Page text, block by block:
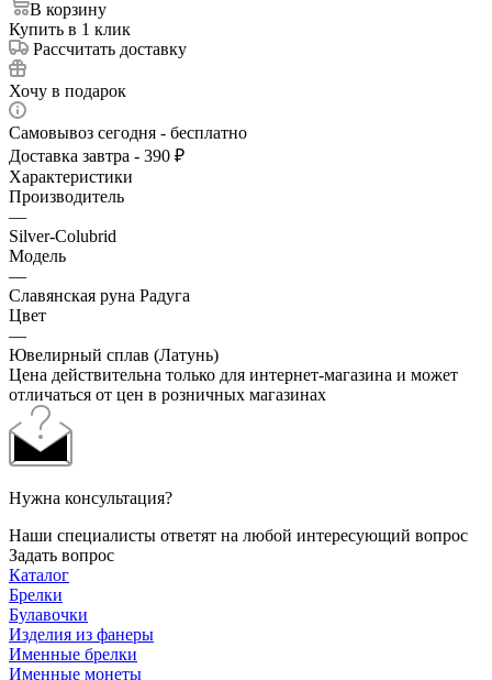
В корзину
Купить в 1 клик
Рассчитать доставку
Хочу в подарок
Самовывоз сегодня - бесплатно
Доставка завтра - 390 ₽
Характеристики
Производитель
—
Silver-Colubrid
Модель
—
Славянская руна Радуга
Цвет
—
Ювелирный сплав (Латунь)
Цена действительна только для интернет-магазина и может
отличаться от цен в розничных магазинах
Нужна консультация?
Наши специалисты ответят на любой интересующий вопрос
Задать вопрос
Каталог
Брелки
Булавочки
Изделия из фанеры
Именные брелки
Именные монеты